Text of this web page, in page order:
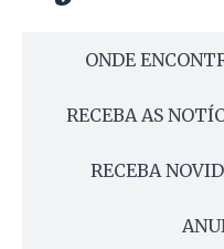
ONDE
RECEBA AS
RECEBA